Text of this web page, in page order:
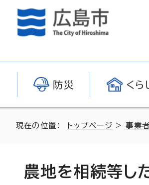
防災 くら
現在の位置： トップページ >事業
農地を相続等し